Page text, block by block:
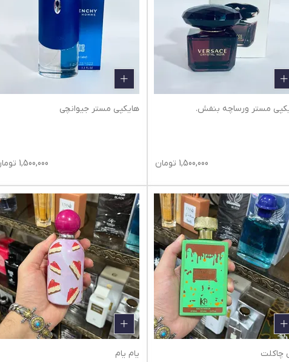
مستر ورساچه بنفش.
1,500,000 تومان
هایکپی مستر جیوانچی
1,500,000
چاکلت یام یام